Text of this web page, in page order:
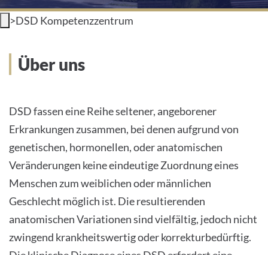
INTERNATIONALE PATIENTEN
Deutsch
Impressum
Datenschutz
>DSD Kompetenzzentrum
Über uns
DSD fassen eine Reihe seltener, angeborener
Erkrankungen zusammen, bei denen aufgrund von
genetischen, hormonellen, oder anatomischen
Veränderungen keine eindeutige Zuordnung eines
Menschen zum weiblichen oder männlichen
Geschlecht möglich ist. Die resultierenden
anatomischen Variationen sind vielfältig, jedoch nicht
zwingend krankheitswertig oder korrekturbedürftig.